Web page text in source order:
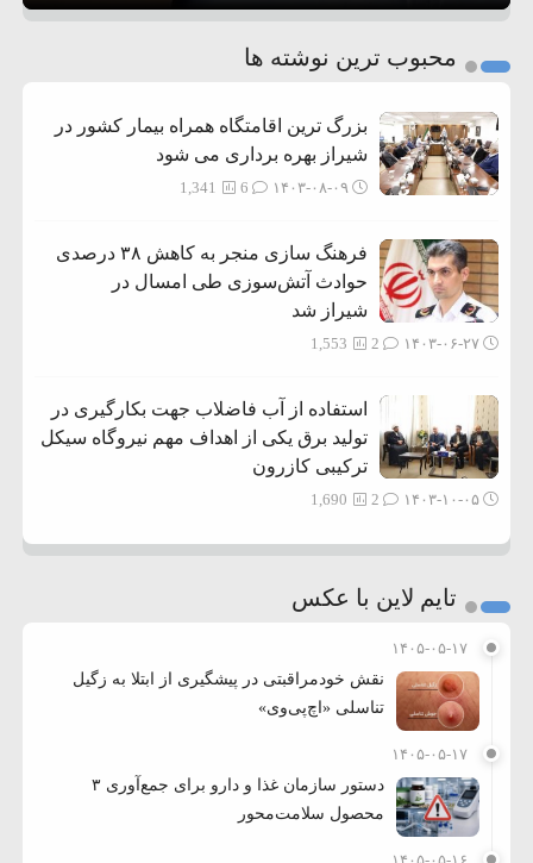
3
محبوب ترین نوشته ها
بزرگ ترین اقامتگاه همراه بیمار کشور در
شیراز بهره برداری می شود
۱۴۰۳-۰۸-۰۹ 1,341
فرهنگ سازی منجر به کاهش ۳۸ درصدی
حوادث آتش‌سوزی طی امسال در
شیراز شد
۱۴۰۳-۰۶-۲۷ 1,553
استفاده از آب فاضلاب جهت بکارگیری در
تولید برق یکی از اهداف مهم نیروگاه سیکل
ترکیبی کازرون
۱۴۰۳-۱۰-۰۵ 1,690
تایم لاین با عکس
۱۴۰۵-۰۵-۱۷
نقش خودمراقبتی در پیشگیری از ابتلا به زگیل
تناسلی «اچ‌پی‌وی»
۱۴۰۵-۰۵-۱۷
دستور سازمان غذا و دارو برای جمع‌آوری ۳
محصول سلامت‌محور